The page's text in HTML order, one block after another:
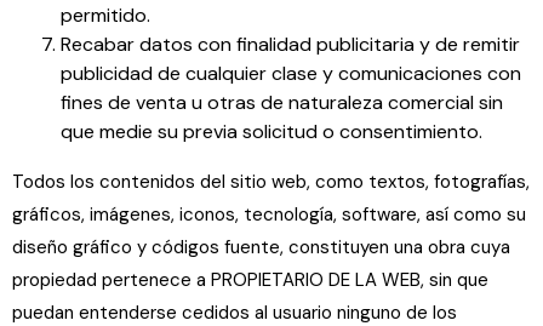
permitido.
Recabar datos con finalidad publicitaria y de remitir
publicidad de cualquier clase y comunicaciones con
fines de venta u otras de naturaleza comercial sin
que medie su previa solicitud o consentimiento.
Todos los contenidos del sitio web, como textos, fotografías,
gráficos, imágenes, iconos, tecnología, software, así como su
diseño gráfico y códigos fuente, constituyen una obra cuya
propiedad pertenece a PROPIETARIO DE LA WEB, sin que
puedan entenderse cedidos al usuario ninguno de los